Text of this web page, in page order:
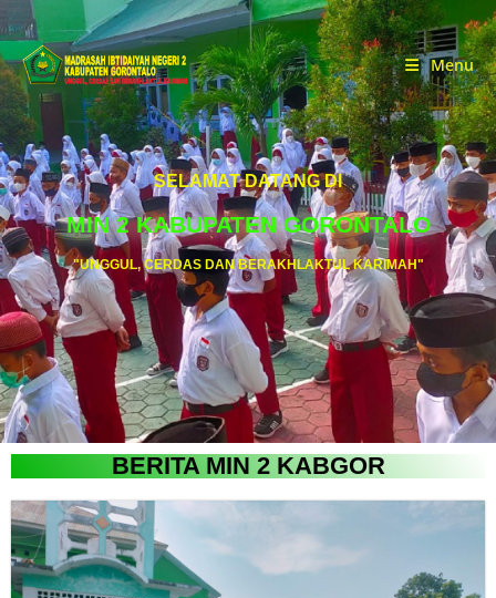
Menu
SELAMAT DATANG DI
MIN 2 KABUPATEN GORONTALO
"UNGGUL, CERDAS DAN BERAKHLAKTUL KARIMAH"
BERITA MIN 2 KABGOR